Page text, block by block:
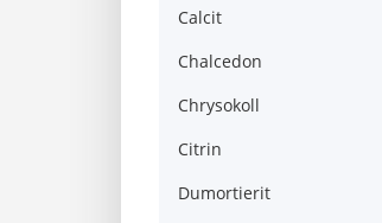
Calcit
Chalcedon
Chrysokoll
Citrin
Dumortierit